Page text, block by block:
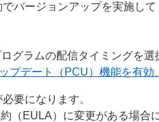
バージョンアップを実施して
グラムの配信タイミングを選
プデート（PCU）機能を有効
要になります。
（EULA）に変更がある場合